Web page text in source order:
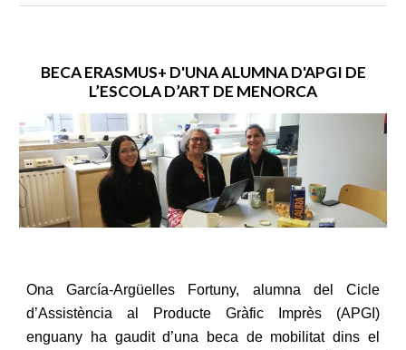
BECA ERASMUS+ D'UNA ALUMNA D'APGI DE
L’ESCOLA D’ART DE MENORCA
Ona García-Argüelles Fortuny, alumna del Cicle
d’Assistència al Producte Gràfic Imprès (APGI)
enguany ha gaudit d’una beca de mobilitat dins el